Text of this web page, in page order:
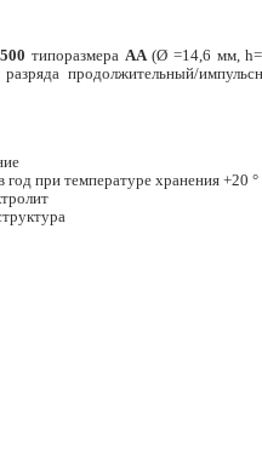
типоразмера АA(Ø =14,6 мм,
продолжительный/
при температуре хранения +20 °